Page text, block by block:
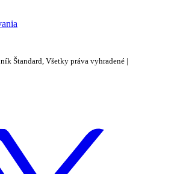
Štandard, Všetky práva vyhradené |